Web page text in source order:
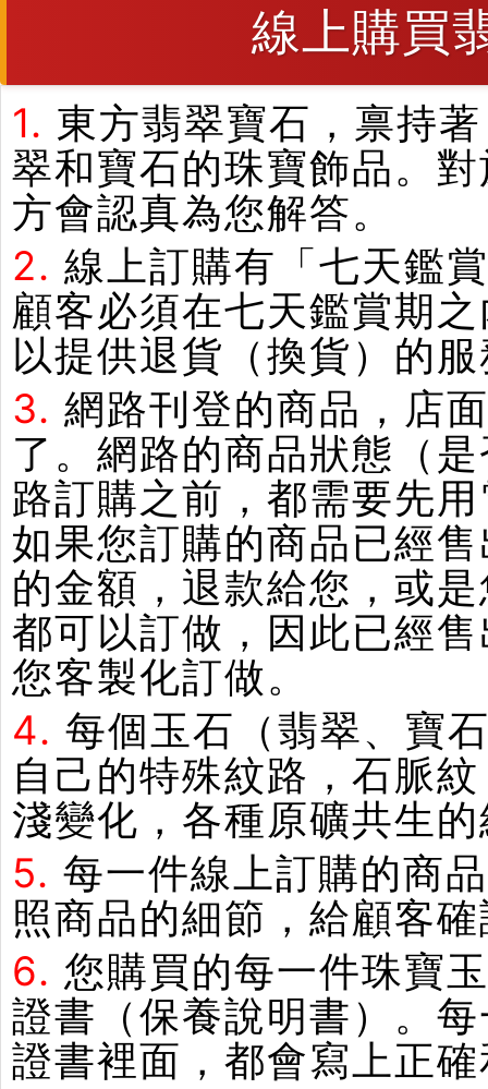
線上購買
1. 東方翡翠寶石，禀持
翠和寶石的珠寶飾品。
方會認真為您解答。
2. 線上訂購有「七天鑑
顧客必須在七天鑑賞期
以提供退貨（換貨）的
3. 網路刊登的商品，店
了。網路的商品狀態（
路訂購之前，都需要先
如果您訂購的商品已經
的金額，退款給您，或
都可以訂做，因此已經
您客製化訂做。
4. 每個玉石（翡翠、寶
自己的特殊紋路，石脈
淺變化，各種原礦共生
5. 每一件線上訂購的商
照商品的細節，給顧客
6. 您購買的每一件珠寶
證書（保養說明書）。
證書裡面，都會寫上正